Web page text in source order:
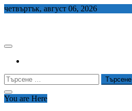
Skip
четвъртък, август 06, 2026
Търсене
за:
You are Here